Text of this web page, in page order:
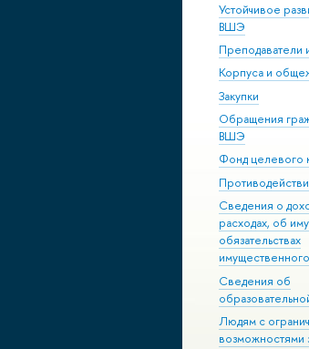
Устойчивое
ВШЭ
Преподаватели
Корпуса и
Закупки
Обращения
ВШЭ
Фонд целевого
Сведения о
расходах, об
обязательствах
Сведения об
Людям с
возможностями